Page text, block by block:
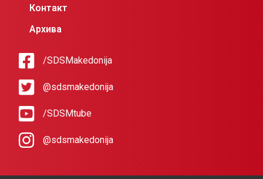
Контакт
Архива
/SDSMakedonija
@sdsmakedonija
/SDSMtube
@sdsmakedonija